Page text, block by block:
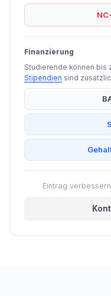
Finanzierung
Studierende können bis
Stipendien sind
Eintrag